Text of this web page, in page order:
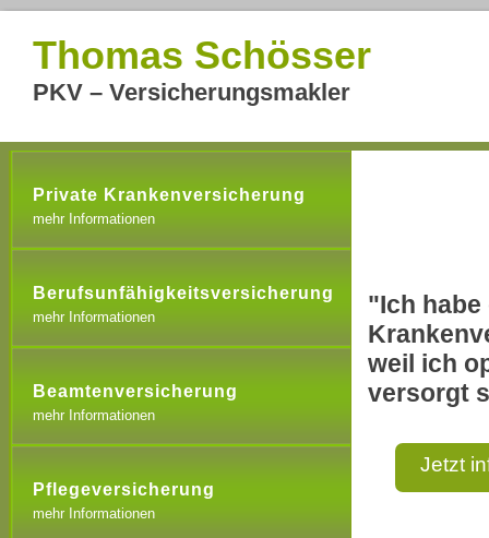
Thomas Schösser
PKV – Versicherungsmakler
Private Krankenversicherung
mehr Informationen
Berufsunfähigkeitsversicherung
mehr Informationen
Beamtenversicherung
mehr Informationen
Pflegeversicherung
mehr Informationen
"Ich habe
weil ich
versorgt
Jetzt